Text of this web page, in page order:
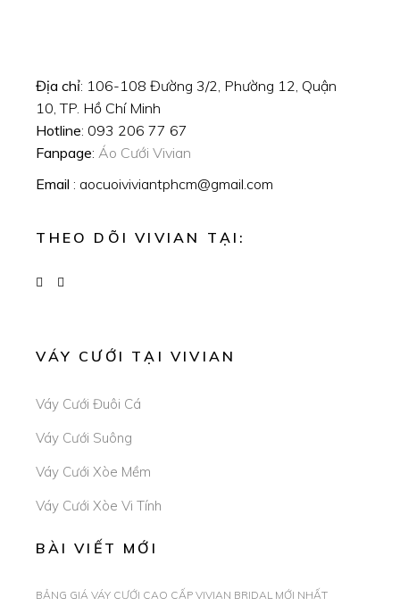
Địa chỉ: 106-108 Đường 3/2, Phường 12, Quận
10, TP. Hồ Chí Minh
Hotline: 093 206 77 67
Fanpage:Áo Cưới Vivian
Email : aocuoiviviantphcm@gmail.com
THEO DÕI VIVIAN TẠI:
VÁY CƯỚI TẠI VIVIAN
Váy Cưới Đuôi Cá
Váy Cưới Suông
Váy Cưới Xòe Mềm
Váy Cưới Xòe Vi Tính
BÀI VIẾT MỚI
BẢNG GIÁ VÁY CƯỚI CAO CẤP VIVIAN BRIDAL MỚI NHẤT